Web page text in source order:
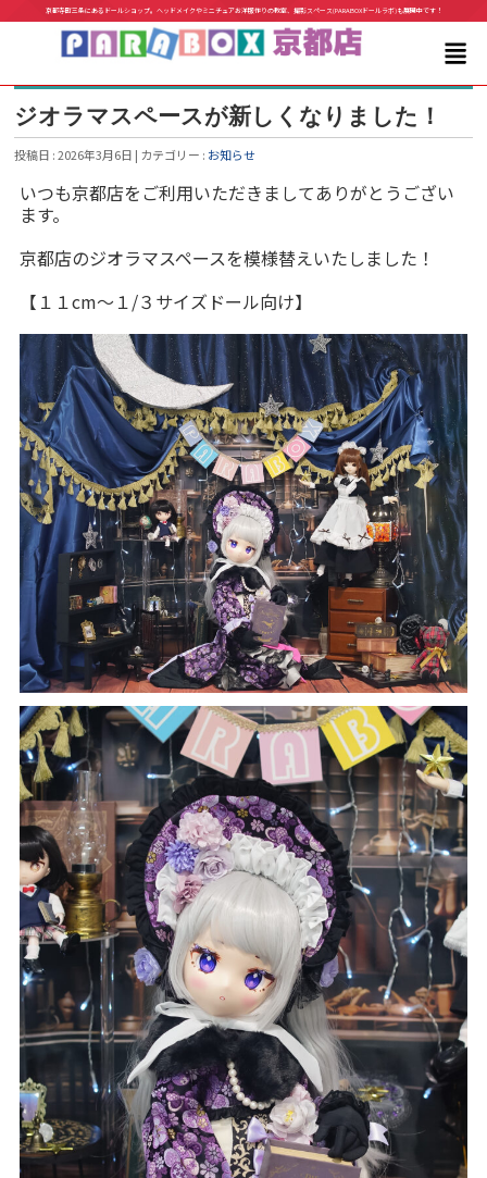
京都寺町三条にあるドールショップ。ヘッドメイクやミニチュアお洋服作りの教室、撮影スペース(PARABOXドールラボ)も展開中です！
ジオラマスペースが新しくなりました！
投稿日 : 2026年3月6日 | カテゴリー : お知らせ
いつも京都店をご利用いただきましてありがとうござい
ます。
京都店のジオラマスペースを模様替えいたしました！
【１１cm～１/３サイズドール向け】